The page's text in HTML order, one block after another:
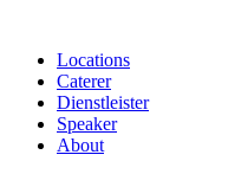
Locations
Caterer
Dienstleister
Speaker
About